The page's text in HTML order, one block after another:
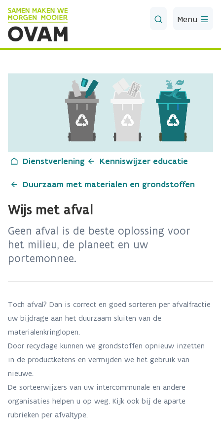
Skip to Main Content
Menu
Dienstverlening Kenniswijzer educatie
Duurzaam met materialen en grondstoffen
Wijs met afval
Geen afval is de beste oplossing voor
het milieu, de planeet en uw
portemonnee.
Toch afval? Dan is correct en goed sorteren per afvalfractie
uw bijdrage aan het duurzaam sluiten van de
materialenkringlopen.
Door recyclage kunnen we grondstoffen opnieuw inzetten
in de productketens en vermijden we het gebruik van
nieuwe.
De sorteerwijzers van uw intercommunale en andere
organisaties helpen u op weg. Kijk ook bij de aparte
rubrieken per afvaltype.